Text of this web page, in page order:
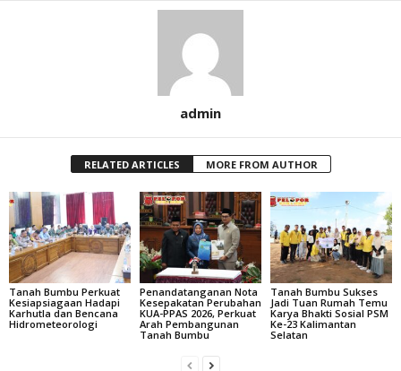
admin
RELATED ARTICLES MORE FROM AUTHOR
Tanah Bumbu Perkuat
Kesiapsiagaan Hadapi
Karhutla dan Bencana
Hidrometeorologi
Penandatanganan Nota
Kesepakatan Perubahan
KUA-PPAS 2026, Perkuat
Arah Pembangunan
Tanah Bumbu
Tanah Bumbu Sukses
Jadi Tuan Rumah Temu
Karya Bhakti Sosial PSM
Ke-23 Kalimantan
Selatan